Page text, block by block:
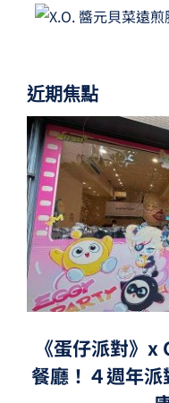
近期焦點
《蛋仔派對》
餐廳！４週年